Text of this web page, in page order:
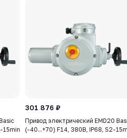
15min
301 876 ₽
Привод электрический EMD20
(-40...+70) F14, 380В, IP68, S2-